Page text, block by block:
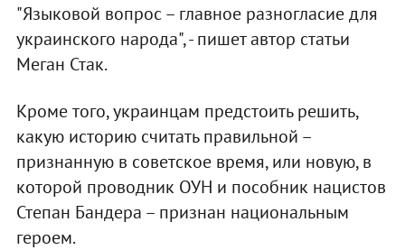
"Языковой вопрос – главное разногласие для
украинского народа", - пишет автор статьи
Меган Стак.
Кроме того, украинцам предстоить решить,
какую историю считать правильной –
признанную в советское время, или новую, в
которой проводник ОУН и пособник нацистов
Степан Бандера – признан национальным
героем.